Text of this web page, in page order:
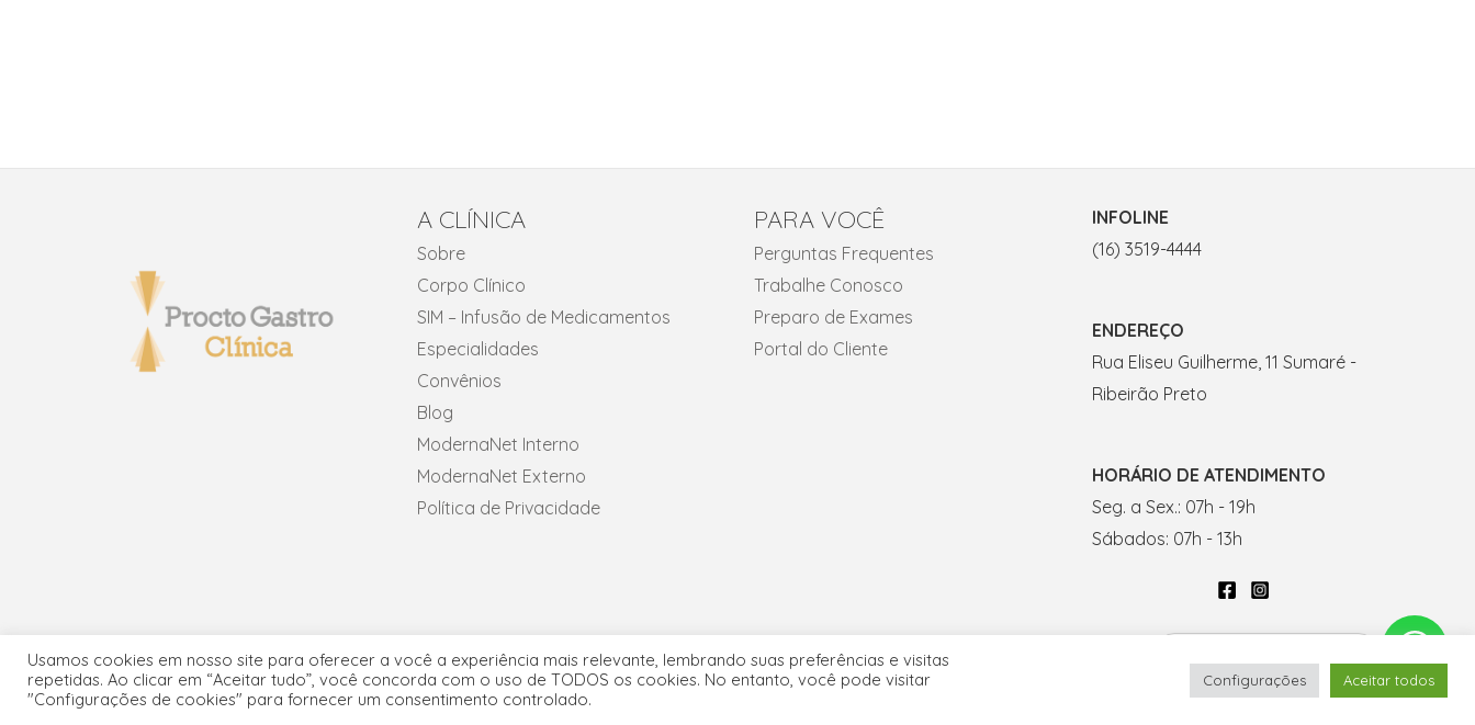
A CLÍNICA
Sobre
Corpo Clínico
SIM – Infusão de Medicamentos
Especialidades
Convênios
Blog
ModernaNet Interno
ModernaNet Externo
Política de Privacidade
PARA VOCÊ
Perguntas Frequentes
Trabalhe Conosco
Preparo de Exames
Portal do Cliente
INFOLINE
(16) 3519-4444
ENDEREÇO
Rua Eliseu Guilherme, 11 Sumaré -
Ribeirão Preto
HORÁRIO DE ATENDIMENTO
Seg. a Sex.: 07h - 19h
Sábados: 07h - 13h
Copyright © 2026 ProctoGastro Clínica | Desenvolvido porConteudoria
Usamos cookies em nosso site para oferecer a você a experiência mais relevante, lembrando suas preferências e visitas
repetidas. Ao clicar em “Aceitar tudo”, você concorda com o uso de TODOS os cookies. No entanto, você pode visitar
"Configurações de cookies" para fornecer um consentimento controlado.
Configurações Aceitar todos